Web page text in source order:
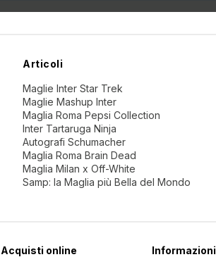
Articoli
Maglie Inter Star Trek
Maglie Mashup Inter
Maglia Roma Pepsi Collection
Inter Tartaruga Ninja
Autografi Schumacher
Maglia Roma Brain Dead
Maglia Milan x Off-White
Samp: la Maglia più Bella del Mondo
Acquisti online Informazioni